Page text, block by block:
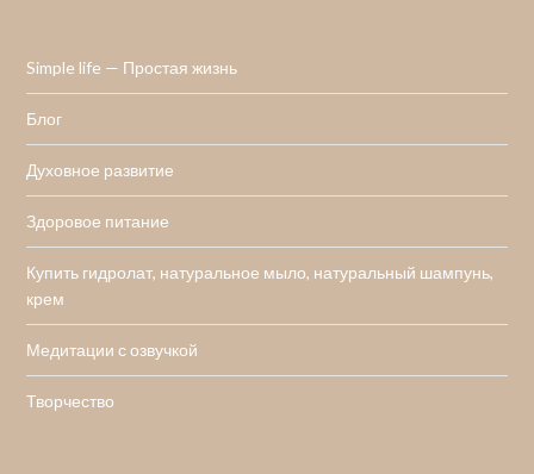
Simple life — Простая жизнь
Блог
Духовное развитие
Здоровое питание
Купить гидролат, натуральное мыло, натуральный шампунь,
крем
Медитации с озвучкой
Творчество